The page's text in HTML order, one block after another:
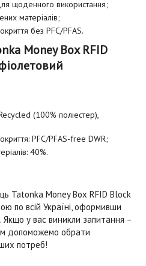
щоденного використання;
матеріалів;
без PFC/PFAS.
Money Box RFID
(100% поліестер),
PFC/PFAS-free DWR;
40%.
Tatonka Money Box RFID Block
по всій Україні, оформивши
у вас виникли запитання –
допоможемо обрати
потреб!